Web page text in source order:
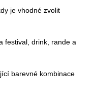
je vhodné zvolit
festival, drink, rande a
barevné kombinace